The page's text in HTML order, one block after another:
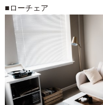
■ローチェア